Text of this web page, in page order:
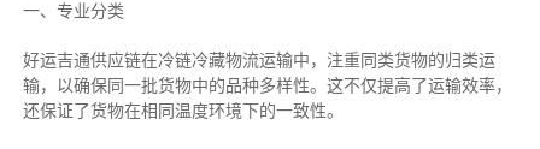
一、专业分类
好运吉通供应链在冷链冷藏物流运输中，注重同类货物的归类运
输，以确保同一批货物中的品种多样性。这不仅提高了运输效率，
还保证了货物在相同温度环境下的一致性。